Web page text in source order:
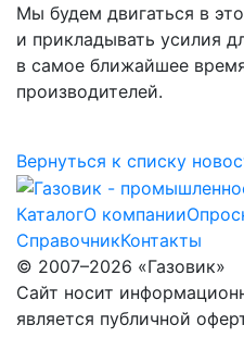
Мы будем двигаться в
и прикладывать усилия
в самое ближайшее
производителей.
Вернуться к списку
КаталогО компании
СправочникКонтакты
© 2007–2026 «Газовик»
Сайт носит
является публичной